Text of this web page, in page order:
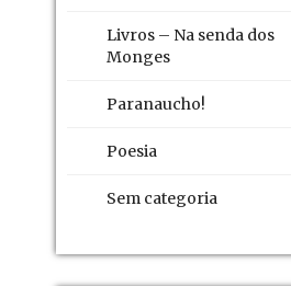
Livros – Na senda dos
Monges
Paranaucho!
Poesia
Sem categoria